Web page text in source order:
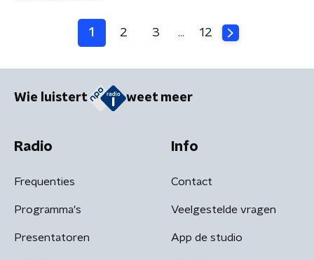
1 2 3 … 12
Wie luistert weet meer
Radio
Frequenties
Programma's
Presentatoren
Info
Contact
Veelgestelde vragen
App de studio